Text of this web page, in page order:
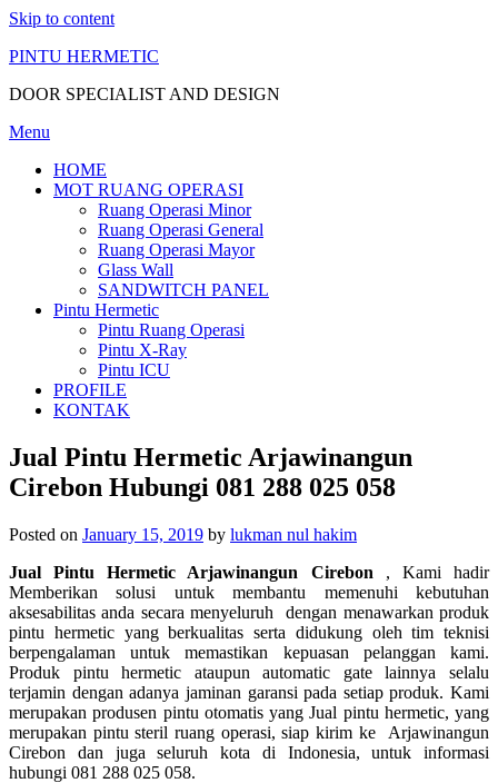
Skip to content
PINTU HERMETIC
DOOR SPECIALIST AND DESIGN
Menu
HOME
MOT RUANG OPERASI
Ruang Operasi Minor
Ruang Operasi General
Ruang Operasi Mayor
Glass Wall
SANDWITCH PANEL
Pintu Hermetic
Pintu Ruang Operasi
Pintu X-Ray
Pintu ICU
PROFILE
KONTAK
Jual Pintu Hermetic Arjawinangun
Cirebon Hubungi 081 288 025 058
Posted on January 15, 2019 by lukman nul hakim
Jual Pintu Hermetic Arjawinangun Cirebon , Kami hadir
Memberikan solusi untuk membantu memenuhi kebutuhan
aksesabilitas anda secara menyeluruh dengan menawarkan produk
pintu hermetic yang berkualitas serta didukung oleh tim teknisi
berpengalaman untuk memastikan kepuasan pelanggan kami.
Produk pintu hermetic ataupun automatic gate lainnya selalu
terjamin dengan adanya jaminan garansi pada setiap produk. Kami
merupakan produsen pintu otomatis yang Jual pintu hermetic, yang
merupakan pintu steril ruang operasi, siap kirim ke
Arjawinangun
Cirebon dan juga seluruh kota di Indonesia, untuk informasi
hubungi 081 288 025 058.